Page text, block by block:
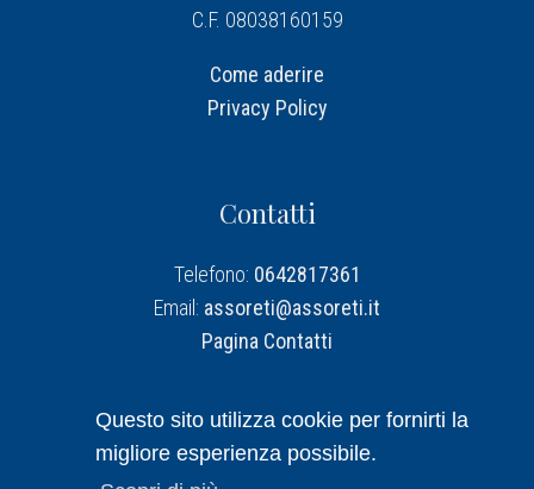
Questo sito utilizza cookie per fornirti la
migliore esperienza possibile.
C.F. 08038160159
Come aderire
Privacy Policy
Contatti
Telefono: 0642817361
Email: assoreti@assoreti.it
Pagina Contatti